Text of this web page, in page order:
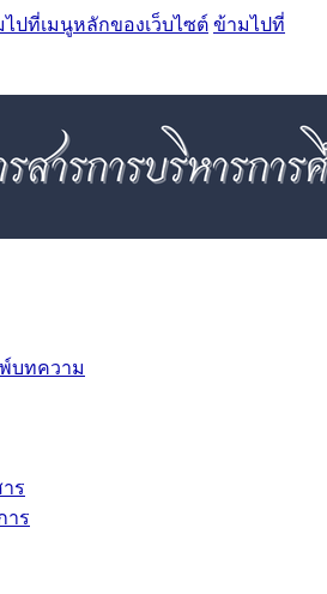
ปที่เมนูหลักของเว็บไซต์ ข้ามไปที่
บทความ
ร
าร